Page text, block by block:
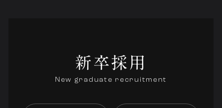
新卒採用
New graduate recruitment